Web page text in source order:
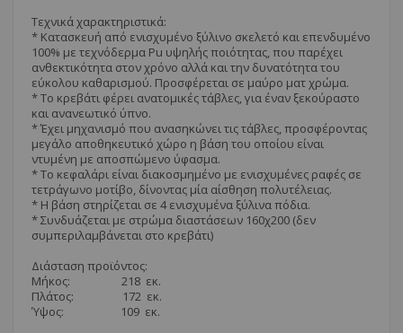
Τεχνικά χαρακτηριστικά:
* Κατασκευή από ενισχυμένο ξύλινο σκελετό και επενδυμένο
100% με τεχνόδερμα Pu υψηλής ποιότητας, που παρέχει
ανθεκτικότητα στον χρόνο αλλά και την δυνατότητα του
εύκολου καθαρισμού. Προσφέρεται σε μαύρο ματ χρώμα.
* Το κρεβάτι φέρει ανατομικές τάβλες, για έναν ξεκούραστο
και ανανεωτικό ύπνο.
* Έχει μηχανισμό που ανασηκώνει τις τάβλες, προσφέροντας
μεγάλο αποθηκευτικό χώρο η βάση του οποίου είναι
ντυμένη με αποσπώμενο ύφασμα.
* Το κεφαλάρι είναι διακοσμημένο με ενισχυμένες ραφές σε
τετράγωνο μοτίβο, δίνοντας μία αίσθηση πολυτέλειας.
* Η βάση στηρίζεται σε 4 ενισχυμένα ξύλινα πόδια.
* Συνδυάζεται με στρώμα διαστάσεων 160χ200 (δεν
συμπεριλαμβάνεται στο κρεβάτι)
Διάσταση προϊόντος:
Μήκος: 218 εκ.
Πλάτος: 172 εκ.
Ύψος: 109 εκ.